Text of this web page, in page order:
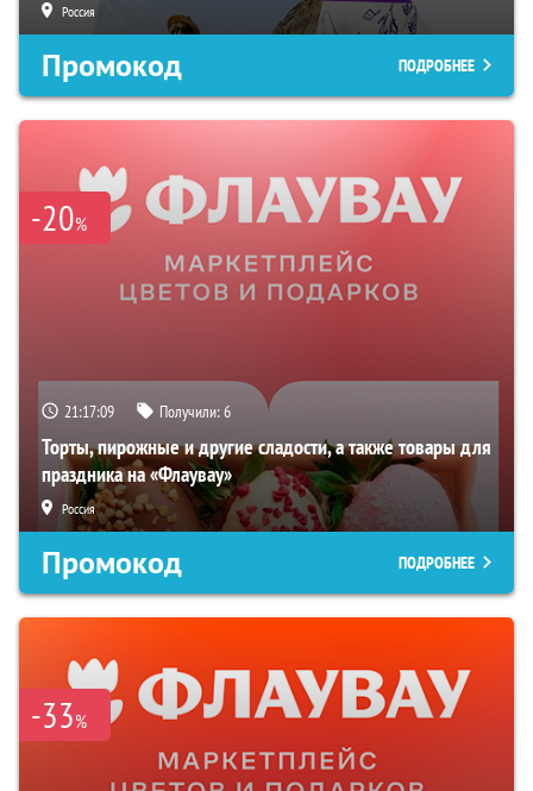
Россия
Промокод ПОДРОБНЕЕ
-20%
21:17:08 Получили:6
Торты, пирожные и другие сладости, а также товары для
праздника на «Флаувау»
Россия
Промокод ПОДРОБНЕЕ
-33%